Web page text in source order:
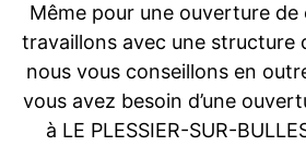
Même pour une ouverture
travaillons avec une structure
nous vous conseillons en
vous avez besoin d’une
à LE PLESSIER-SUR-